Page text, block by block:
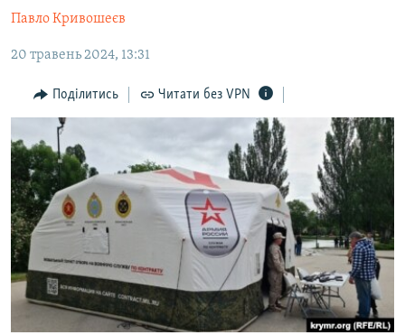
основної
навігації
Перейти
пошуку
БЛОГИ
ПОГЛЯД
ІНТЕРВ'Ю
ВСЕ ЗА ДЕНЬ
СПЕЦПРОЕКТИ
ДЕПОРТАЦІЯ
ВІДЕОУРОКИ «ELIFBE»
СВІДЧЕННЯ ОКУПАЦІЇ
УКРАЇНСЬКА ПРОБЛЕМА КРИМУ
ІНФОГРАФІКА
ЯК ОБІЙТИ БЛОКУВАННЯ
Русский
Qırımtatar
ДОЛУЧАЙСЯ!
Павло Кривошеєв
20 травень 2024, 13:31
Поділитись Читати без VPN